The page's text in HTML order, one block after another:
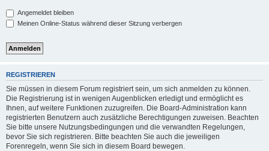
Angemeldet bleiben
Meinen Online-Status während dieser Sitzung verbergen
REGISTRIEREN
Sie müssen in diesem Forum registriert sein, um sich anmelden zu können.
Die Registrierung ist in wenigen Augenblicken erledigt und ermöglicht es
Ihnen, auf weitere Funktionen zuzugreifen. Die Board-Administration kann
registrierten Benutzern auch zusätzliche Berechtigungen zuweisen. Beachten
Sie bitte unsere Nutzungsbedingungen und die verwandten Regelungen,
bevor Sie sich registrieren. Bitte beachten Sie auch die jeweiligen
Forenregeln, wenn Sie sich in diesem Board bewegen.